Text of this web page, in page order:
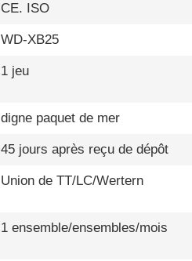
CE. ISO
WD-XB25
1 jeu
digne paquet de mer
45 jours après reçu de dépôt
Union de TT/LC/Wertern
1 ensemble/ensembles/mois